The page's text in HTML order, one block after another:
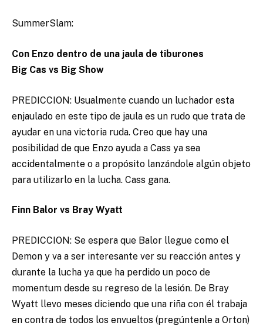
SummerSlam:
Con Enzo dentro de una jaula de tiburones
Big Cas vs Big Show
PREDICCION: Usualmente cuando un luchador esta
enjaulado en este tipo de jaula es un rudo que trata de
ayudar en una victoria ruda. Creo que hay una
posibilidad de que Enzo ayuda a Cass ya sea
accidentalmente o a propósito lanzándole algún objeto
para utilizarlo en la lucha. Cass gana.
Finn Balor vs Bray Wyatt
PREDICCION: Se espera que Balor llegue como el
Demon y va a ser interesante ver su reacción antes y
durante la lucha ya que ha perdido un poco de
momentum desde su regreso de la lesión. De Bray
Wyatt llevo meses diciendo que una riña con él trabaja
en contra de todos los envueltos (pregúntenle a Orton)